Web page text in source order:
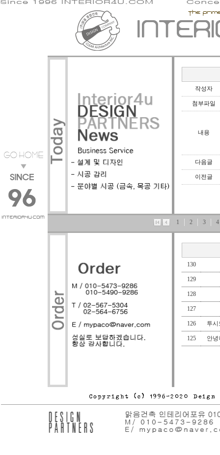
작성자
첨부파일
내용
다음글
이전글
1 2 3 4
130
129
128
127
126 투시
125 안녕